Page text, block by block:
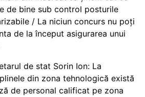
de bine sub control posturile
/ La niciun concurs nu poți
de la început asigurarea unui
de stat Sorin Ion: La
din zona tehnologică există
de personal calificat pe zona